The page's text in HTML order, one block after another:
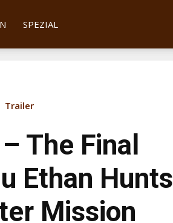
SPEZIAL
Trailer
The Final
Ethan Hunts
Mission